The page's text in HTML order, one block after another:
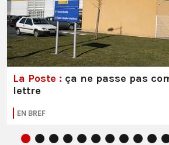
La Poste : ça ne passe pas
lettre
EN BREF